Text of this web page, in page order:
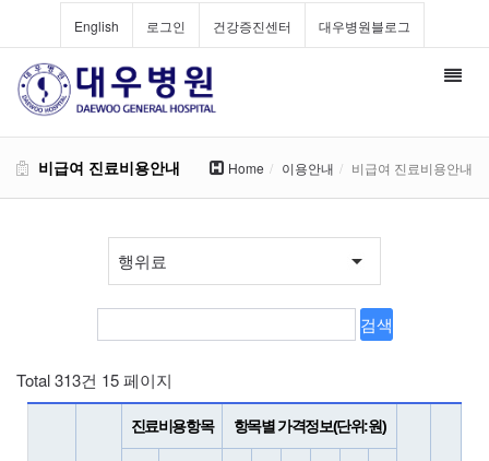
English 로그인 건강증진센터 대우병원블로그
비급여 진료비용안내 Home 이용안내 비급여 진료비용안내
Total 313건 15 페이지
진료비용항목 항목별 가격정보(단위:원)